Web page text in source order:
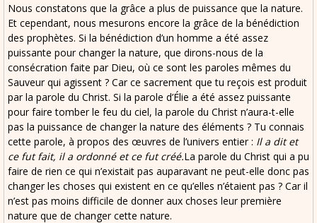
Nous constatons que la grâce a plus de puissance que la nature.
Et cependant, nous mesurons encore la grâce de la bénédiction
des prophètes. Si la bénédiction d’un homme a été assez
puissante pour changer la nature, que dirons-nous de la
consécration faite par Dieu, où ce sont les paroles mêmes du
Sauveur qui agissent ? Car ce sacrement que tu reçois est produit
par la parole du Christ. Si la parole d’Élie a été assez puissante
pour faire tomber le feu du ciel, la parole du Christ n’aura-t-elle
pas la puissance de changer la nature des éléments ? Tu connais
cette parole, à propos des œuvres de l’univers entier : Il a dit et
ce fut fait, il a ordonné et ce fut créé.La parole du Christ qui a pu
faire de rien ce qui n’existait pas auparavant ne peut-elle donc pas
changer les choses qui existent en ce qu’elles n’étaient pas ? Car il
n’est pas moins difficile de donner aux choses leur première
nature que de changer cette nature.